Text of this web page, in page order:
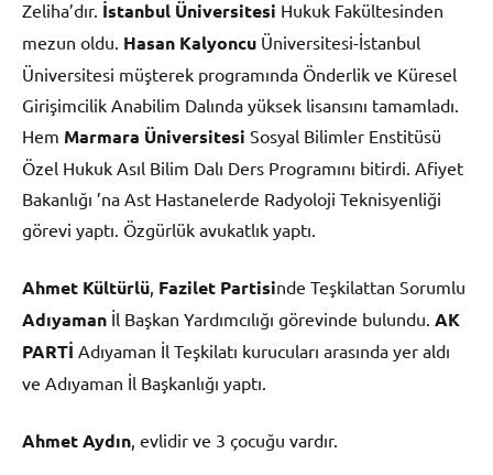
Zeliha’dır. İstanbul Üniversitesi Hukuk Fakültesinden
mezun oldu. Hasan Kalyoncu Üniversitesi-İstanbul
Üniversitesi müşterek programında Önderlik ve Küresel
Girişimcilik Anabilim Dalında yüksek lisansını tamamladı.
Hem Marmara Üniversitesi Sosyal Bilimler Enstitüsü
Özel Hukuk Asıl Bilim Dalı Ders Programını bitirdi. Afiyet
Bakanlığı ’na Ast Hastanelerde Radyoloji Teknisyenliği
görevi yaptı. Özgürlük avukatlık yaptı.
Ahmet Kültürlü Fazilet Partisinde Teşkilattan Sorumlu
Adıyaman İl Başkan Yardımcılığı görevinde bulundu. AK
PARTİ Adıyaman İl Teşkilatı kurucuları arasında yer aldı
ve Adıyaman İl Başkanlığı yaptı.
Ahmet Aydın , evlidir ve 3 çocuğu vardır.